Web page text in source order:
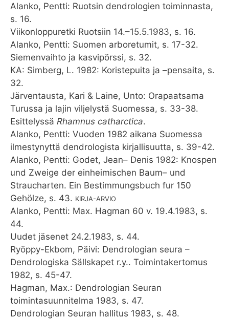
Alanko, Pentti: Ruotsin dendrologien toiminnasta,
s. 16.
Viikonloppuretki Ruotsiin 14.–15.5.1983, s. 16.
Alanko, Pentti: Suomen arboretumit, s. 17-32.
Siemenvaihto ja kasvipörssi, s. 32.
KA: Simberg, L. 1982: Koristepuita ja –pensaita, s.
32.
Järventausta, Kari & Laine, Unto: Orapaatsama
Turussa ja lajin viljelystä Suomessa, s. 33-38.
Esittelyssä Rhamnus catharctica.
Alanko, Pentti: Vuoden 1982 aikana Suomessa
ilmestynyttä dendrologista kirjallisuutta, s. 39-42.
Alanko, Pentti: Godet, Jean– Denis 1982: Knospen
und Zweige der einheimischen Baum– und
Straucharten. Ein Bestimmungsbuch fur 150
Gehölze, s. 43. KIRJA-ARVIO
Alanko, Pentti: Max. Hagman 60 v. 19.4.1983, s.
44.
Uudet jäsenet 24.2.1983, s. 44.
Ryöppy-Ekbom, Päivi: Dendrologian seura –
Dendrologiska Sällskapet r.y.. Toimintakertomus
1982, s. 45-47.
Hagman, Max.: Dendrologian Seuran
toimintasuunnitelma 1983, s. 47.
Dendrologian Seuran hallitus 1983, s. 48.